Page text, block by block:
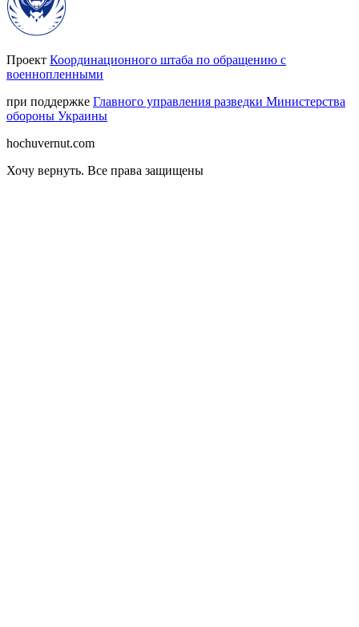
Проект Координационного штаба по обращению с
военнопленными
при поддержке Главного управления разведки Министерства
обороны Украины
hochuvernut.com
Хочу вернуть. Все права защищены